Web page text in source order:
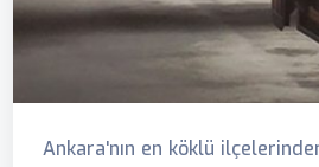
Ankara'nın en köklü